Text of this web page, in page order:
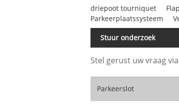
driepoot tourniquet
Parkeerplaatssysteem
Stuur onderzoek
Stel gerust uw vraag